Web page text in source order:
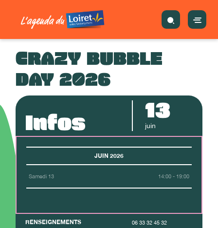
CRAZY BUBBLE
DAY 2026
Infos 13
juin
JUIN 2026
Samedi 13 14:00 - 19:00
RENSEIGNEMENTS 06 33 32 45 32